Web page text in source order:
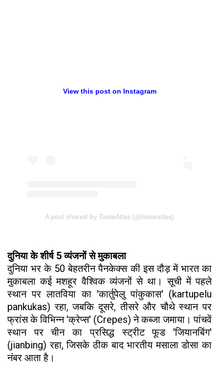
View this post on Instagram
A post shared by TasteAtlas (@tasteatlas)
दुनिया के शीर्ष 5 व्यंजनों से मुकाबला
दुनिया भर के 50 बेहतरीन पैनकेक्स की इस दौड़ में भारत का
मुकाबला कई मशहूर वैश्विक व्यंजनों से था। सूची में पहले
स्थान पर लातविया का 'कार्तुपेलु पांकुकास' (kartupelu
pankukas) रहा, जबकि दूसरे, तीसरे और चौथे स्थान पर
फ्रांस के विभिन्न 'क्रेप्स' (Crepes) ने कब्जा जमाया। पांचवें
स्थान पर चीन का प्रसिद्ध स्ट्रीट फूड 'जियानबिंग'
(jianbing) रहा, जिसके ठीक बाद भारतीय मसाला डोसा का
नंबर आता है।